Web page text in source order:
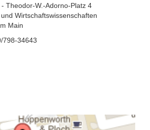
Theodor-W.-Adorno-Platz 4
Wirtschaftswissenschaften
Main
798-34643